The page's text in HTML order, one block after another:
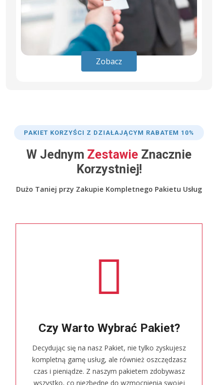
Zobacz
PAKIET KORZYŚCI Z DZIAŁAJĄCYM RABATEM 10%
W Jednym Zestawie Znacznie
Korzystniej!
Dużo Taniej przy Zakupie Kompletnego Pakietu Usług
Czy Warto Wybrać Pakiet?
Decydując się na nasz Pakiet, nie tylko zyskujesz
kompletną gamę usług, ale również oszczędzasz
czas i pieniądze. Z naszym pakietem zdobywasz
wszystko, co niezbędne do wzmocnienia swojej